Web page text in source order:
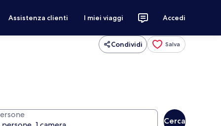
Assistenza clienti I miei viaggi Accedi
Condividi Salva
Cerca